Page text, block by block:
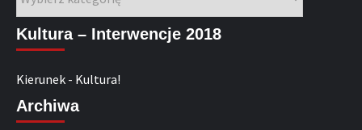
Kultura – Interwencje 2018
Kierunek - Kultura!
Archiwa